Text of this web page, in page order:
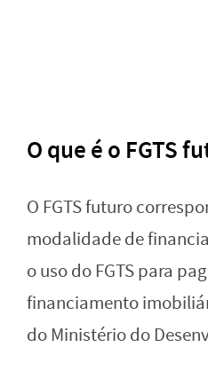
O que é o FGTS
O FGTS futuro
modalidade de
o uso do FGTS para
financiamento
do Ministério do